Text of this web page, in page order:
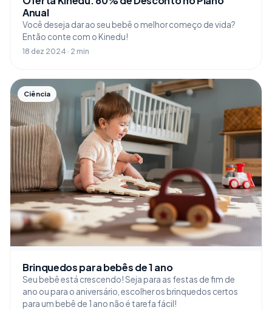
Anual
Você deseja dar ao seu bebê o melhor começo de vida?
Então conte com o Kinedu!
18 dez 2024 · 2 min
Ciência
Brinquedos para bebês de 1 ano
Seu bebê está crescendo! Seja para as festas de fim de
ano ou para o aniversário, escolher os brinquedos certos
para um bebê de 1 ano não é tarefa fácil!